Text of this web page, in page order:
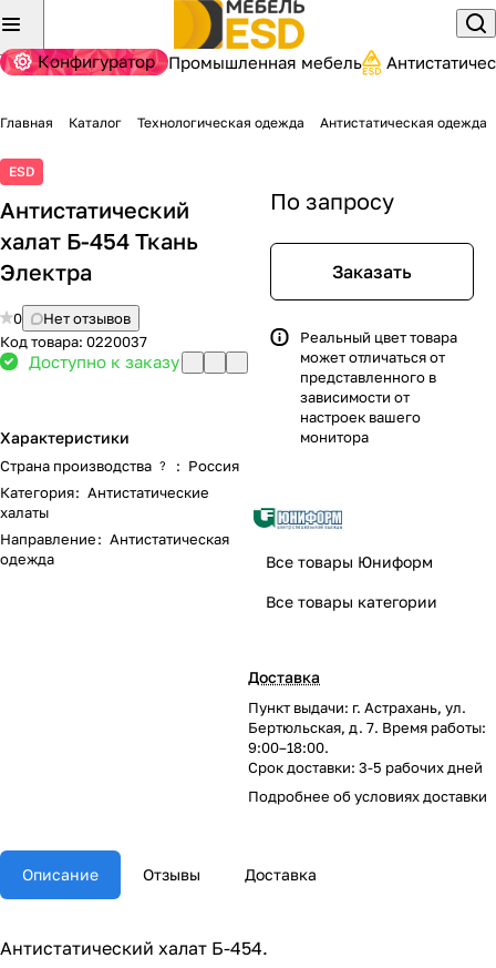
Конфигуратор Промышленная мебель
Главная Каталог Технологическая одежда Антистатическая одежда
ESD
Антистатический
халат Б-454 Ткань
Электра
0
Нет отзывов
Код товара: 0220037
Доступно к заказу
Характеристики
Страна производства ? : Россия
Категория: Антистатические
халаты
Направление: Антистатическая
одежда
По запросу
Заказать
Реальный цвет товара
может отличаться от
представленного в
зависимости от
настроек вашего
монитора
Все товары Юниформ
Все товары категории
Доставка
Пункт выдачи: г. Астрахань, ул.
Бертюльская, д. 7. Время работы:
9:00–18:00.
Срок доставки: 3-5 рабочих дней
Подробнее обусловиях доставки
Описание Отзывы Доставка
Антистатический халат Б-454.